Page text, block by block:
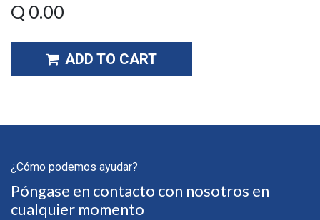
Q 0.00
ADD TO CART
¿Cómo podemos ayudar?
Póngase en contacto con nosotros en
cualquier momento